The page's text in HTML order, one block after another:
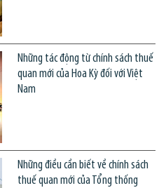
Những tác động từ chính sách thuế
quan mới của Hoa Kỳ đối với Việt
Nam
Những điều cần biết về chính sách
thuế quan mới của Tổng thống